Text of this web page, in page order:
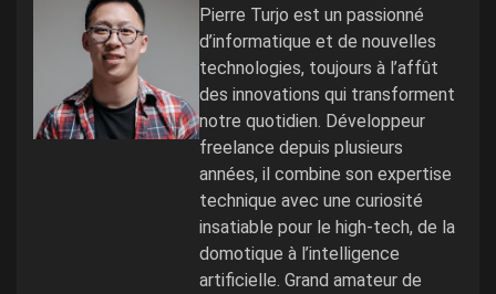
Pierre Turjo est un passionné
d’informatique et de nouvelles
technologies, toujours à l’affût
des innovations qui transforment
notre quotidien. Développeur
freelance depuis plusieurs
années, il combine son expertise
technique avec une curiosité
insatiable pour le high-tech, de la
domotique à l’intelligence
artificielle. Grand amateur de